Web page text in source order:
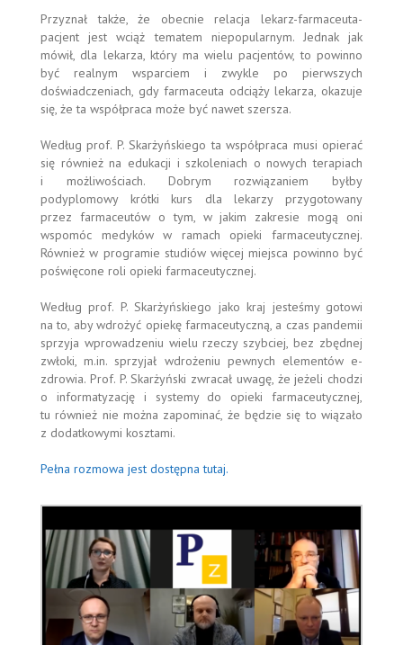
Przyznał także, że obecnie relacja lekarz-farmaceuta-
pacjent jest wciąż tematem niepopularnym. Jednak jak
mówił, dla lekarza, który ma wielu pacjentów, to powinno
być realnym wsparciem i zwykle po pierwszych
doświadczeniach, gdy farmaceuta odciąży lekarza, okazuje
się, że ta współpraca może być nawet szersza.
Według prof. P. Skarżyńskiego ta współpraca musi opierać
się również na edukacji i szkoleniach o nowych terapiach
i możliwościach. Dobrym rozwiązaniem byłby
podyplomowy krótki kurs dla lekarzy przygotowany
przez farmaceutów o tym, w jakim zakresie mogą oni
wspomóc medyków w ramach opieki farmaceutycznej.
Również w programie studiów więcej miejsca powinno być
poświęcone roli opieki farmaceutycznej.
Według prof. P. Skarżyńskiego jako kraj jesteśmy gotowi
na to, aby wdrożyć opiekę farmaceutyczną, a czas pandemii
sprzyja wprowadzeniu wielu rzeczy szybciej, bez zbędnej
zwłoki, m.in. sprzyjał wdrożeniu pewnych elementów e-
zdrowia. Prof. P. Skarżyński zwracał uwagę, że jeżeli chodzi
o informatyzację i systemy do opieki farmaceutycznej,
tu również nie można zapominać, że będzie się to wiązało
z dodatkowymi kosztami.
Pełna rozmowa jest dostępna tutaj.